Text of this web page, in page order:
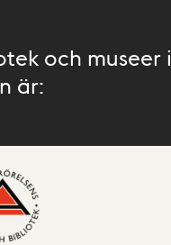
och museer i
är: